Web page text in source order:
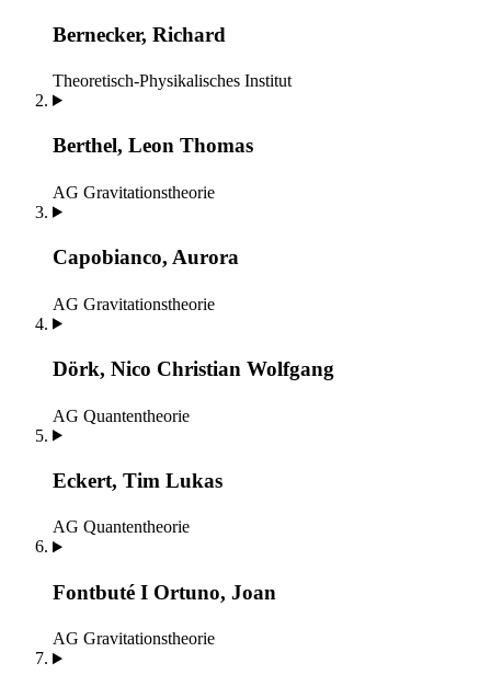
Bernecker, Richard
Theoretisch-Physikalisches Institut
Berthel, Leon Thomas
AG Gravitationstheorie
Capobianco, Aurora
AG Gravitationstheorie
Dörk, Nico Christian Wolfgang
AG Quantentheorie
Eckert, Tim Lukas
AG Quantentheorie
Fontbuté I Ortuno, Joan
AG Gravitationstheorie